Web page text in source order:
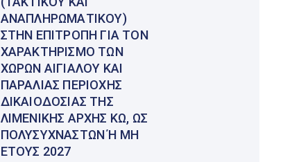
ΑΝΑΠΛΗΡΩΜΑΤΙΚΟΎ)
ΣΤΗΝ ΕΠΙΤΡΟΠΉ ΓΙΑ ΤΟΝ
ΧΑΡΑΚΤΗΡΙΣΜΌ ΤΩΝ
ΧΏΡΩΝ ΑΙΓΙΑΛΟΎ ΚΑΙ
ΠΑΡΑΛΊΑΣ ΠΕΡΙΟΧΉΣ
ΔΙΚΑΙΟΔΟΣΊΑΣ ΤΗΣ
ΛΙΜΕΝΙΚΉΣ ΑΡΧΉΣ ΚΩ, ΩΣ
ΠΟΛΥΣΎΧΝΑΣΤΩΝ Ή ΜΗ Έ
ΤΟΥΣ 2027